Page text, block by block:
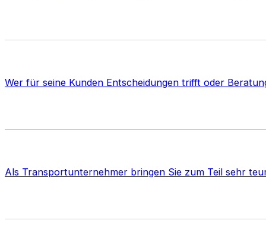
Wer für seine Kunden Entscheidungen trifft oder
Als Transportunternehmer bringen Sie zum Teil sehr